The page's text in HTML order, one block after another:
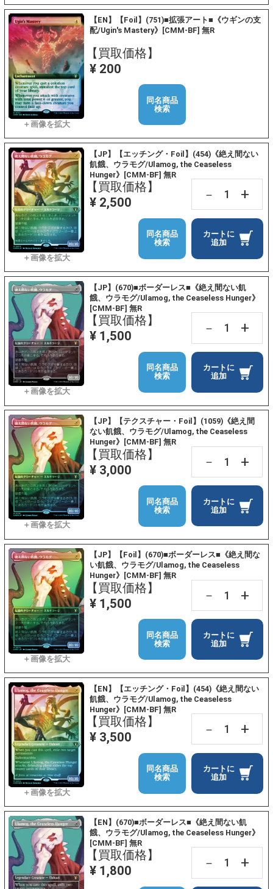
【EN】【Foil】(751)■拡張アート■《ウギンの支
配/Ugin's Mastery》[CMM-BF] 無R
【買取価格】
¥ 200
同名商品
検索
【JP】【エッチング・Foil】(454)《絶え間ない
飢餓、ウラモグ/Ulamog, the Ceaseless
Hunger》[CMM-BF] 無R
【買取価格】
¥ 2,500
－ +
カートに
追加
同名商品
検索
【JP】(670)■ボーダーレス■《絶え間ない飢
餓、ウラモグ/Ulamog, the Ceaseless Hunger》
[CMM-BF] 無R
【買取価格】
¥ 1,500
－ +
カートに
追加
同名商品
検索
【JP】【テクスチャー・Foil】(1059)《絶え間
ない飢餓、ウラモグ/Ulamog, the Ceaseless
Hunger》[CMM-BF] 無R
【買取価格】
¥ 3,000
－ +
カートに
追加
同名商品
検索
【JP】【Foil】(670)■ボーダーレス■《絶え間な
い飢餓、ウラモグ/Ulamog, the Ceaseless
Hunger》[CMM-BF] 無R
【買取価格】
¥ 1,500
－ +
カートに
追加
同名商品
検索
【EN】【エッチング・Foil】(454)《絶え間ない
飢餓、ウラモグ/Ulamog, the Ceaseless
Hunger》[CMM-BF] 無R
【買取価格】
¥ 3,500
－ +
カートに
追加
同名商品
検索
【EN】(670)■ボーダーレス■《絶え間ない飢
餓、ウラモグ/Ulamog, the Ceaseless Hunger》
[CMM-BF] 無R
【買取価格】
¥ 1,800
－ +